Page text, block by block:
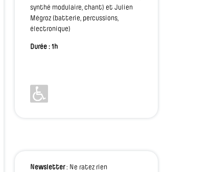
synthé modulaire, chant) et Julien
Mégroz (batterie, percussions,
électronique)
Durée : 1h
Newsletter: Ne ratez rien